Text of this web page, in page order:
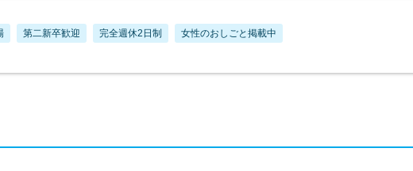
第二新卒歓迎 完全週休2日制 女性のおしごと掲載中